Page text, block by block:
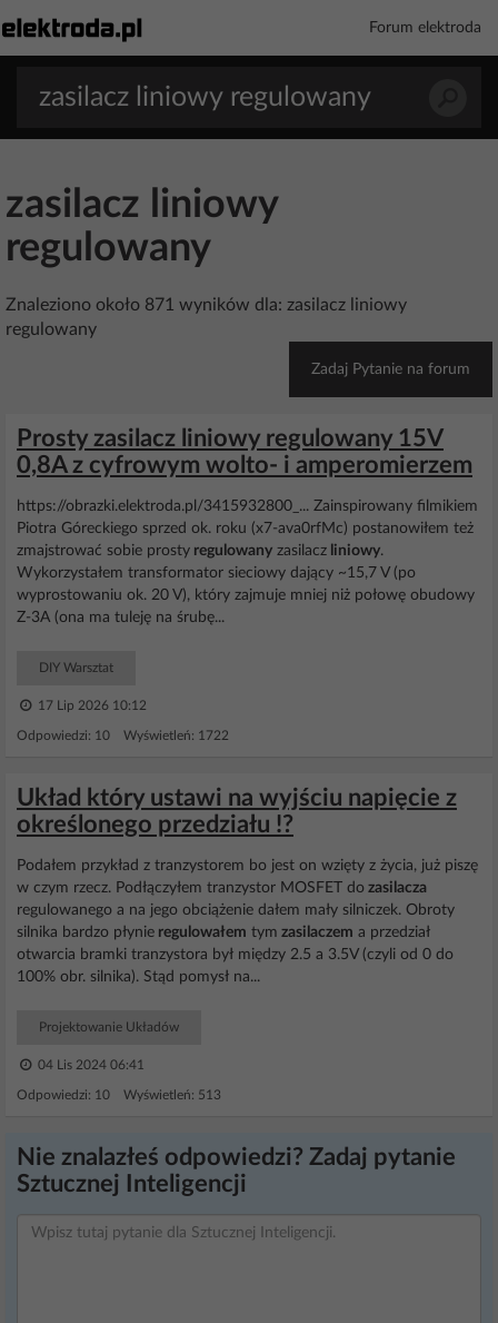
Forum elektroda
zasilacz liniowy
regulowany
Znaleziono około 871 wyników dla: zasilacz liniowy
regulowany
Zadaj Pytanie na forum
Prosty zasilacz liniowy regulowany 15V
0,8A z cyfrowym wolto- i amperomierzem
https://obrazki.elektroda.pl/3415932800_... Zainspirowany filmikiem
Piotra Góreckiego sprzed ok. roku (x7-ava0rfMc) postanowiłem też
zmajstrować sobie prosty regulowany zasilacz liniowy.
Wykorzystałem transformator sieciowy dający ~15,7 V (po
wyprostowaniu ok. 20 V), który zajmuje mniej niż połowę obudowy
Z-3A (ona ma tuleję na śrubę...
DIY Warsztat
17 Lip 2026 10:12
Odpowiedzi: 10 Wyświetleń: 1722
Układ który ustawi na wyjściu napięcie z
określonego przedziału !?
Podałem przykład z tranzystorem bo jest on wzięty z życia, już piszę
w czym rzecz. Podłączyłem tranzystor MOSFET do zasilacza
regulowanego a na jego obciążenie dałem mały silniczek. Obroty
silnika bardzo płynie regulowałem tym zasilaczem a przedział
otwarcia bramki tranzystora był między 2.5 a 3.5V (czyli od 0 do
100% obr. silnika). Stąd pomysł na...
Projektowanie Układów
04 Lis 2024 06:41
Odpowiedzi: 10 Wyświetleń: 513
Nie znalazłeś odpowiedzi? Zadaj pytanie
Sztucznej Inteligencji